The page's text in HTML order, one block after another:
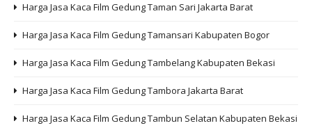
Harga Jasa Kaca Film Gedung Taman Sari Jakarta Barat
Harga Jasa Kaca Film Gedung Tamansari Kabupaten Bogor
Harga Jasa Kaca Film Gedung Tambelang Kabupaten Bekasi
Harga Jasa Kaca Film Gedung Tambora Jakarta Barat
Harga Jasa Kaca Film Gedung Tambun Selatan Kabupaten Bekasi